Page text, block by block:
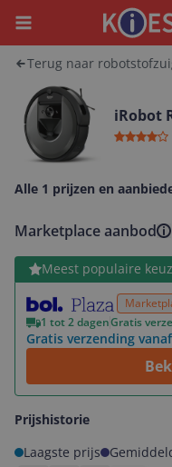
Menu
Terug naar
iRobot
Alle 1 prijzen en
Marketplace aanbod
Meest populaire
1 tot 2 dagenGratis
Gratis verzending
Bekijk product
Prijshistorie
Laagste prijs